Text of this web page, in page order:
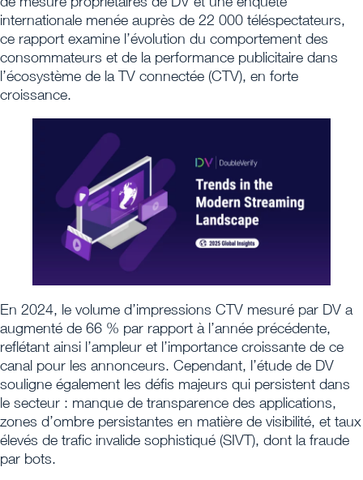
internationale menée auprès de 22 000 téléspectateurs,
ce rapport examine l’évolution du comportement des
consommateurs et de la performance publicitaire dans
l’écosystème de la TV connectée (CTV), en forte
croissance.
En 2024, le volume d’impressions CTV mesuré par DV a
augmenté de 66 % par rapport à l’année précédente,
reflétant ainsi l’ampleur et l’importance croissante de ce
canal pour les annonceurs. Cependant, l’étude de DV
souligne également les défis majeurs qui persistent dans
le secteur : manque de transparence des applications,
zones d’ombre persistantes en matière de visibilité, et taux
élevés de trafic invalide sophistiqué (SIVT), dont la fraude
par bots.